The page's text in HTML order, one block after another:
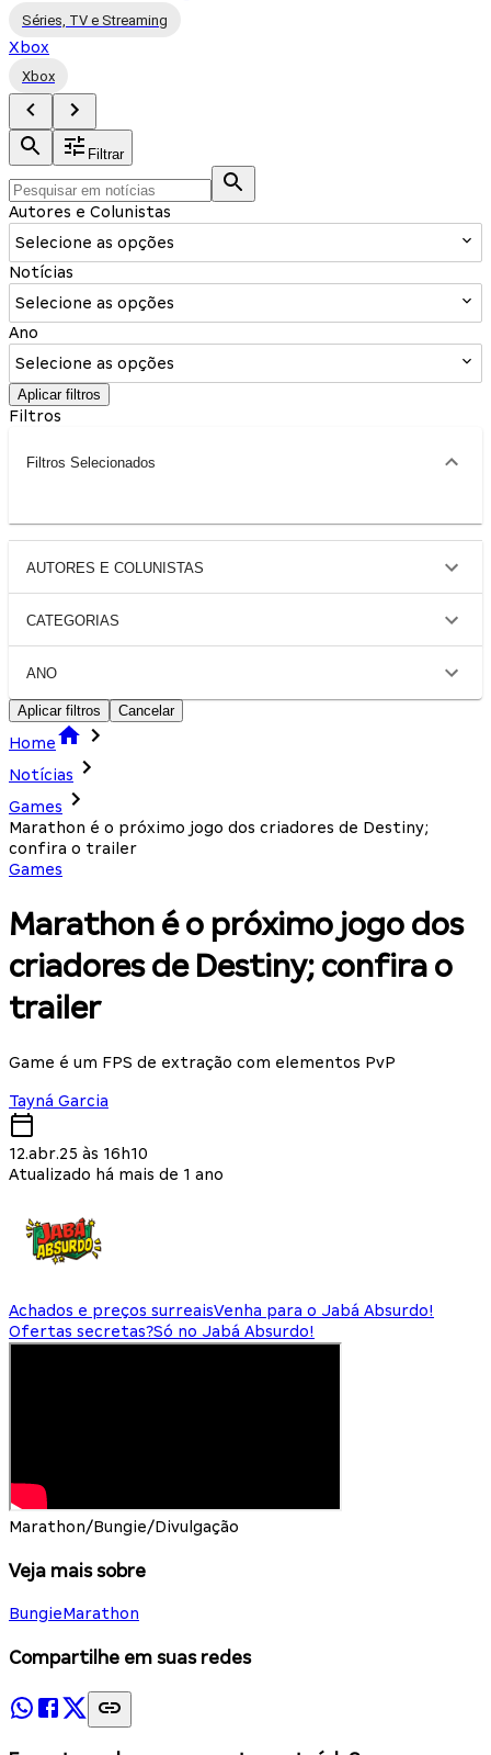
Séries, TV e Streaming
Xbox
Xbox
Filtrar
Autores e Colunistas
Selecione as opções
Notícias
Selecione as opções
Ano
Selecione as opções
Aplicar filtros
Filtros
Filtros Selecionados
AUTORES E COLUNISTAS
CATEGORIAS
ANO
Aplicar filtros Cancelar
Home
Notícias
Games
Marathon é o próximo jogo dos criadores de Destiny;
confira o trailer
Games
Marathon é o próximo jogo dos
criadores de Destiny; confira o
trailer
Game é um FPS de extração com elementos PvP
Tayná Garcia
12.abr.25 às 16h10
Atualizado há mais de 1 ano
Achados e preços surreaisVenha para o Jabá Absurdo!
Ofertas secretas?Só no Jabá Absurdo!
Marathon/Bungie/Divulgação
Veja mais sobre
BungieMarathon
Compartilhe em suas redes